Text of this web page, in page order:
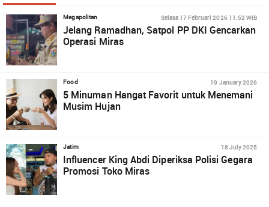
Megapolitan Selasa 17 Februari 2026 11:52 WIB
Jelang Ramadhan, Satpol PP DKI Gencarkan
Operasi Miras
Food 19 January 2026
5 Minuman Hangat Favorit untuk Menemani
Musim Hujan
Jatim 18 July 2025
Influencer King Abdi Diperiksa Polisi Gegara
Promosi Toko Miras